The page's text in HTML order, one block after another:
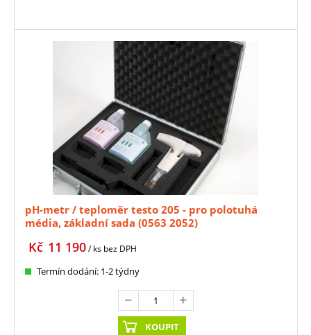
pH-metr / teploměr testo 205 - pro polotuhá
média, základní sada (0563 2052)
11 190
Kč / ks bez DPH
Termín dodání: 1-2 týdny
KOUPIT